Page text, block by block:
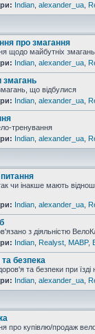
Indian alexander_ua
про змагання
щодо майбутніх змагань
Indian alexander_ua
змагань
що відбулися
Indian alexander_ua
тренування
Indian alexander_ua
чи інакше мають
Indian alexander_ua
з діяльністю
Indian Realyst MABP,
безпека
та безпеки при їзді
Indian alexander_ua
про купівлю/продаж